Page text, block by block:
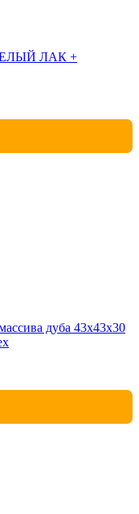
БЕЛЫЙ ЛАК +
дуба 43х43х30